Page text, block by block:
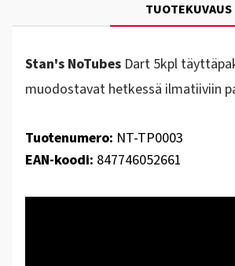
TUOTEKUVAUS
Stan's NoTubes Dart 5kpl
muodostavat hetkessä ilmatiiviin
Tuotenumero: NT-TP0003
EAN-koodi: 847746052661